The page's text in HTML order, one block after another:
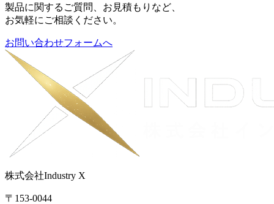
製品に関するご質問、お見積もりなど、
お気軽にご相談ください。
お問い合わせフォームへ
株式会社Industry X
〒153-0044